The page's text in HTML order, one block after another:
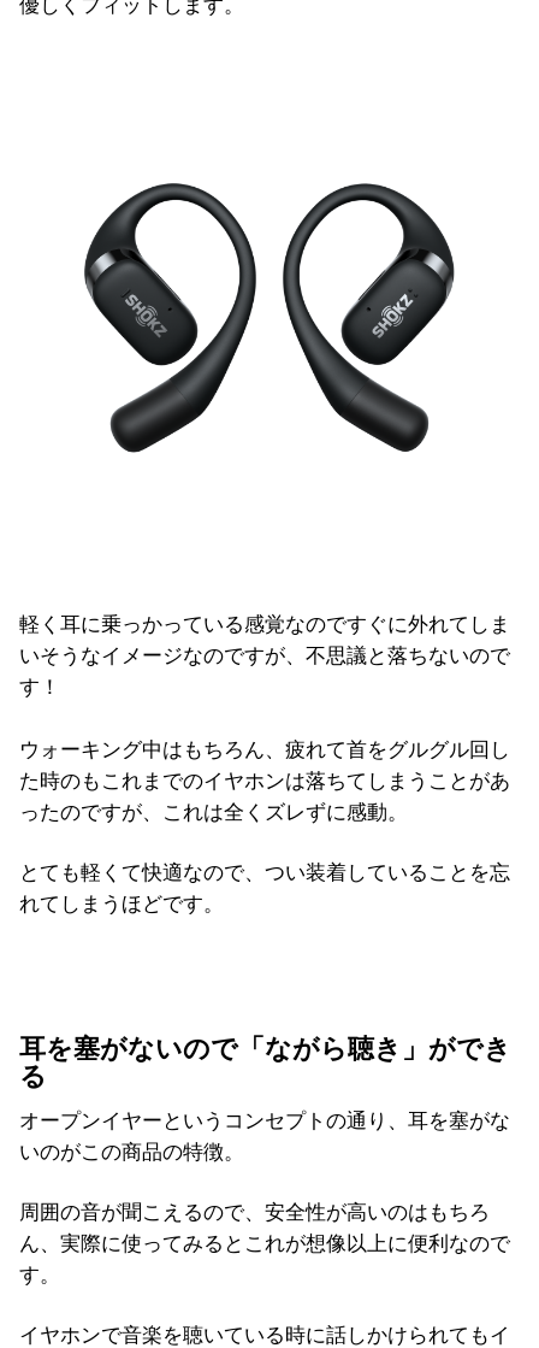
優しくフィットします。
軽く耳に乗っかっている感覚なのですぐに外れてしま
いそうなイメージなのですが、不思議と落ちないので
す！
ウォーキング中はもちろん、疲れて首をグルグル回し
た時のもこれまでのイヤホンは落ちてしまうことがあ
ったのですが、これは全くズレずに感動。
とても軽くて快適なので、つい装着していることを忘
れてしまうほどです。
耳を塞がないので「ながら聴き」ができ
る
オープンイヤーというコンセプトの通り、耳を塞がな
いのがこの商品の特徴。
周囲の音が聞こえるので、安全性が高いのはもちろ
ん、実際に使ってみるとこれが想像以上に便利なので
す。
イヤホンで音楽を聴いている時に話しかけられてもイ